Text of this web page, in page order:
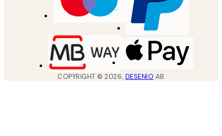
COPYRIGHT ©2026, DESENIO AB